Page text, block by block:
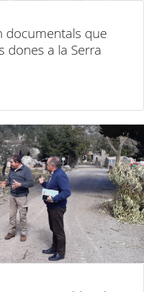
documentals que
dones a la Serra